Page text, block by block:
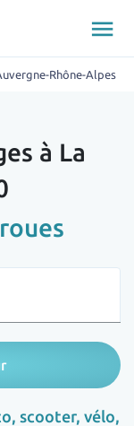
menu
Rhône-Alpes
à La
scooter, vélo,